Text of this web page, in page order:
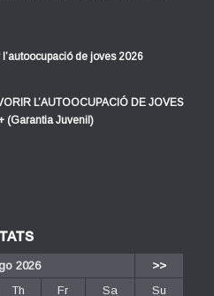
de joves 2026
L’AUTOOCUPACIÓ DE JOVES
(Garantia Juvenil)
2026
>>
Th Fr Sa
Su